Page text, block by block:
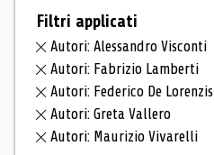
Filtri applicati
Autori: Alessandro Visconti
Autori: Fabrizio Lamberti
Autori: Federico De Lorenzis
Autori: Greta Vallero
Autori: Maurizio Vivarelli